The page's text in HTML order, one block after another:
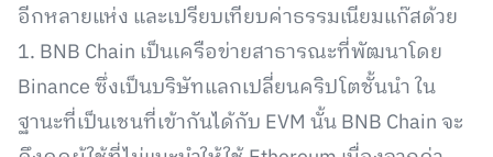
อีกหลายแห่ง และเปรียบเทียบค่าธรรมเนียมแก๊สด้วย
1. BNB Chain เป็นเครือข่ายสาธารณะที่พัฒนาโดย
Binance ซึ่งเป็นบริษัทแลกเปลี่ยนคริปโตชั้นนำ ใน
ฐานะที่เป็นเชนที่เข้ากันได้กับ EVM นั้น BNB Chain จะ